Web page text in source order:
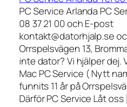
PC Service Arlanda PC
08 37 21 00 och E-post
kontakt@datorhjalp.se
Orrspelsvägen 13,
inte dator? Vi hjälper dej.
Mac PC Service ( Nytt
funnits 11 år på
Därför PC Service Låt oss